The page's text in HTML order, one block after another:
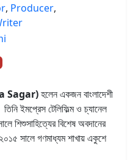
, Producer,
Sagar)হলেন একজন বাংলাদেশী
ইমপ্রেস টেলিফিল্ম ও চ্যানেল
শিশুসাহিত্যের বিশেষ অবদানের
সালে গণমাধ্যম শাখায় একুশে